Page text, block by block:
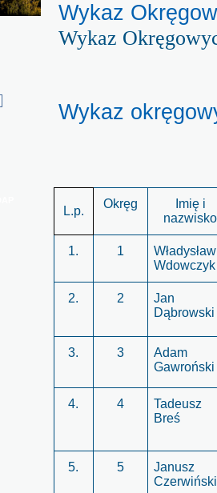
Wykaz
Wykaz
Wykaz
L.p.
Okręg
Imię i
nazwisko
1. 1
Władysław
Wdowczyk
2. 2
Jan
Dąbrowski
3. 3
Adam
Gawroński
4. 4
Tadeusz
Breś
5. 5
Janusz
Czerwiński